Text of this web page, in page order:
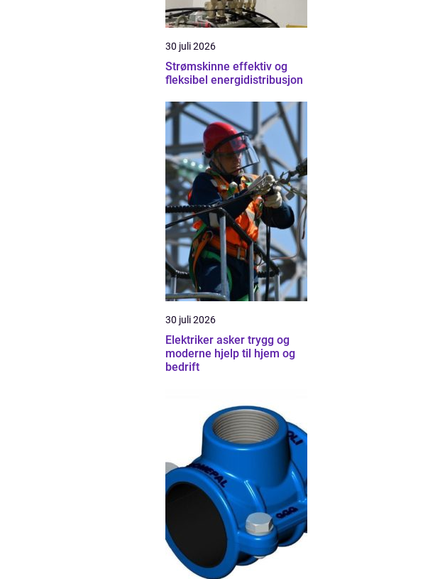
30 juli 2026
Strømskinne effektiv og
fleksibel energidistribusjon
30 juli 2026
Elektriker asker trygg og
moderne hjelp til hjem og
bedrift